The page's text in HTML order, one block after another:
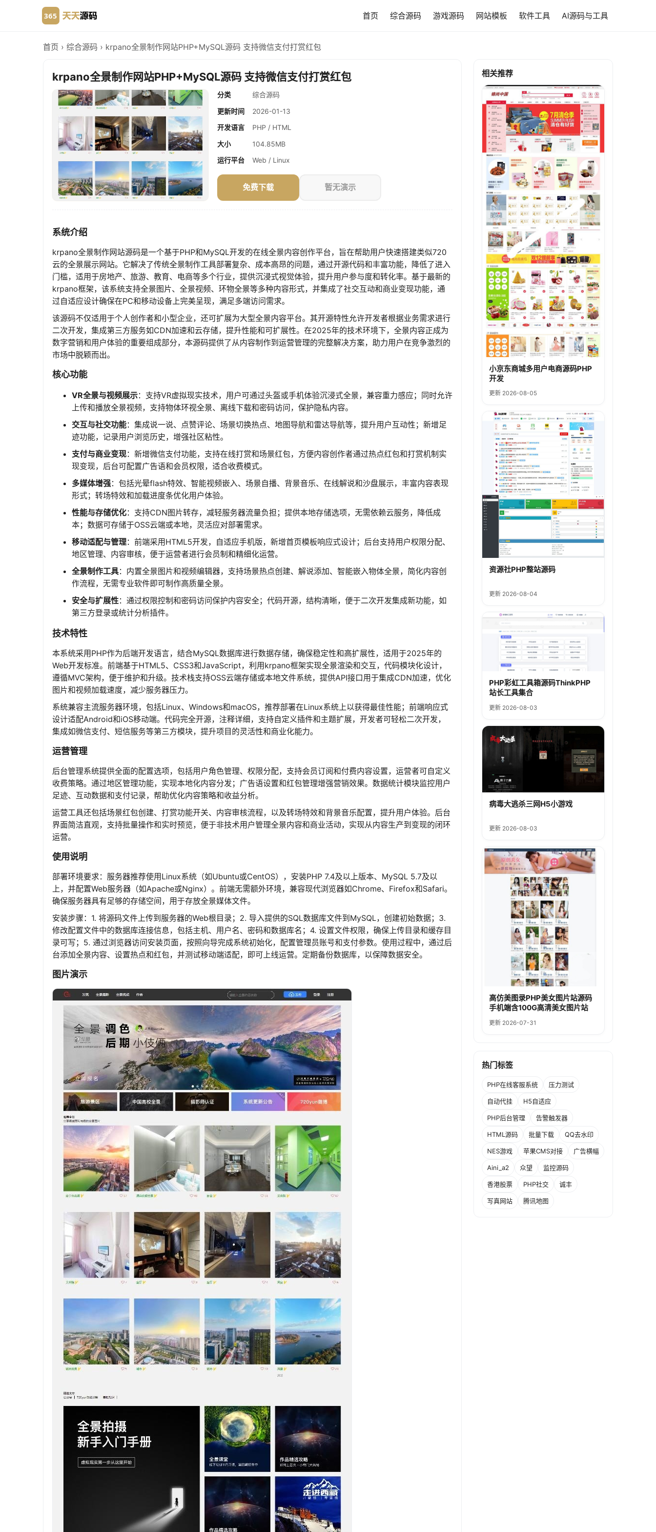
首页 综合源码 游戏源码 网站模板 软件工具 AI源码与工具
首页 › 综合源码 › krpano全景制作网站PHP+MySQL源码 支持微信支付打赏红包
krpano全景制作网站PHP+MySQL源码 支持微信支付打赏红包
分类
综合源码
更新时间
2026-01-13
开发语言
PHP / HTML
大小
104.85MB
运行平台
Web / Linux
免费下载 暂无演示
系统介绍
krpano全景制作网站源码是一个基于PHP和MySQL开发的在线全景内容创作平台，旨在帮助用户快速搭建类似720
云的全景展示网站。它解决了传统全景制作工具部署复杂、成本高昂的问题，通过开源代码和丰富功能，降低了进入
门槛，适用于房地产、旅游、教育、电商等多个行业，提供沉浸式视觉体验，提升用户参与度和转化率。基于最新的
krpano框架，该系统支持全景图片、全景视频、环物全景等多种内容形式，并集成了社交互动和商业变现功能，通
过自适应设计确保在PC和移动设备上完美呈现，满足多端访问需求。
该源码不仅适用于个人创作者和小型企业，还可扩展为大型全景内容平台。其开源特性允许开发者根据业务需求进行
二次开发，集成第三方服务如CDN加速和云存储，提升性能和可扩展性。在2025年的技术环境下，全景内容正成为
数字营销和用户体验的重要组成部分，本源码提供了从内容制作到运营管理的完整解决方案，助力用户在竞争激烈的
市场中脱颖而出。
核心功能
VR全景与视频展示：支持VR虚拟现实技术，用户可通过头盔或手机体验沉浸式全景，兼容重力感应；同时允许
上传和播放全景视频，支持物体环视全景、离线下载和密码访问，保护隐私内容。
交互与社交功能：集成说一说、点赞评论、场景切换热点、地图导航和雷达导航等，提升用户互动性；新增足
迹功能，记录用户浏览历史，增强社区粘性。
支付与商业变现：新增微信支付功能，支持在线打赏和场景红包，方便内容创作者通过热点红包和打赏机制实
现变现，后台可配置广告语和会员权限，适合收费模式。
多媒体增强：包括光晕flash特效、智能视频嵌入、场景自播、背景音乐、在线解说和沙盘展示，丰富内容表现
形式；转场特效和加载进度条优化用户体验。
性能与存储优化：支持CDN图片转存，减轻服务器流量负担；提供本地存储选项，无需依赖云服务，降低成
本；数据可存储于OSS云端或本地，灵活应对部署需求。
移动适配与管理：前端采用HTML5开发，自适应手机版，新增首页模板响应式设计；后台支持用户权限分配、
地区管理、内容审核，便于运营者进行会员制和精细化运营。
全景制作工具：内置全景图片和视频编辑器，支持场景热点创建、解说添加、智能嵌入物体全景，简化内容创
作流程，无需专业软件即可制作高质量全景。
安全与扩展性：通过权限控制和密码访问保护内容安全；代码开源，结构清晰，便于二次开发集成新功能，如
第三方登录或统计分析插件。
技术特性
本系统采用PHP作为后端开发语言，结合MySQL数据库进行数据存储，确保稳定性和高扩展性，适用于2025年的
Web开发标准。前端基于HTML5、CSS3和JavaScript，利用krpano框架实现全景渲染和交互，代码模块化设计，
遵循MVC架构，便于维护和升级。技术栈支持OSS云端存储或本地文件系统，提供API接口用于集成CDN加速，优化
图片和视频加载速度，减少服务器压力。
系统兼容主流服务器环境，包括Linux、Windows和macOS，推荐部署在Linux系统上以获得最佳性能；前端响应式
设计适配Android和iOS移动端。代码完全开源，注释详细，支持自定义插件和主题扩展，开发者可轻松二次开发，
集成如微信支付、短信服务等第三方模块，提升项目的灵活性和商业化能力。
运营管理
后台管理系统提供全面的配置选项，包括用户角色管理、权限分配，支持会员订阅和付费内容设置，运营者可自定义
收费策略。通过地区管理功能，实现本地化内容分发；广告语设置和红包管理增强营销效果。数据统计模块监控用户
足迹、互动数据和支付记录，帮助优化内容策略和收益分析。
运营工具还包括场景红包创建、打赏功能开关、内容审核流程，以及转场特效和背景音乐配置，提升用户体验。后台
界面简洁直观，支持批量操作和实时预览，便于非技术用户管理全景内容和商业活动，实现从内容生产到变现的闭环
运营。
使用说明
部署环境要求：服务器推荐使用Linux系统（如Ubuntu或CentOS），安装PHP 7.4及以上版本、MySQL 5.7及以
上，并配置Web服务器（如Apache或Nginx）。前端无需额外环境，兼容现代浏览器如Chrome、Firefox和Safari。
确保服务器具有足够的存储空间，用于存放全景媒体文件。
安装步骤：1. 将源码文件上传到服务器的Web根目录；2. 导入提供的SQL数据库文件到MySQL，创建初始数据；3.
修改配置文件中的数据库连接信息，包括主机、用户名、密码和数据库名；4. 设置文件权限，确保上传目录和缓存目
录可写；5. 通过浏览器访问安装页面，按照向导完成系统初始化，配置管理员账号和支付参数。使用过程中，通过后
台添加全景内容、设置热点和红包，并测试移动端适配，即可上线运营。定期备份数据库，以保障数据安全。
图片演示
相关推荐
小京东商城多用户电商源码PHP
开发
更新 2026-08-05
资源社PHP整站源码
更新 2026-08-04
PHP彩虹工具箱源码ThinkPHP
站长工具集合
更新 2026-08-03
病毒大逃杀三网H5小游戏
更新 2026-08-03
高仿美图录PHP美女图片站源码
手机端含100G高清美女图片站
更新 2026-07-31
热门标签
PHP在线客服系统 压力测试
自动代挂 H5自适应
PHP后台管理 告警触发器
HTML源码 批量下载 QQ去水印
NES游戏 苹果CMS对接 广告横幅
Aini_a2 众望 监控源码
香港股票 PHP社交 诚丰
写真网站 腾讯地图